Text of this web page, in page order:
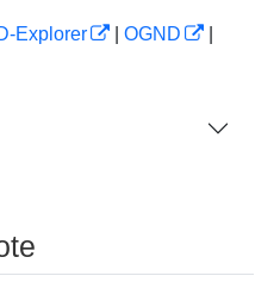
Explorer OGND